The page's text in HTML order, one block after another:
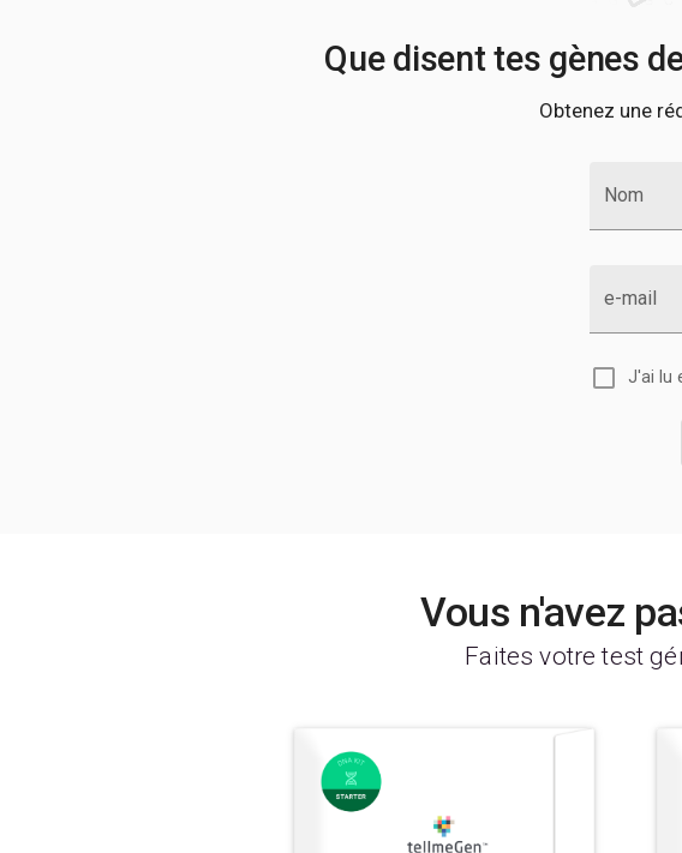
Que disent tes gènes
Obtenez une
Nom
e-mail
J'ai lu
Vous n'avez
Faites votre test